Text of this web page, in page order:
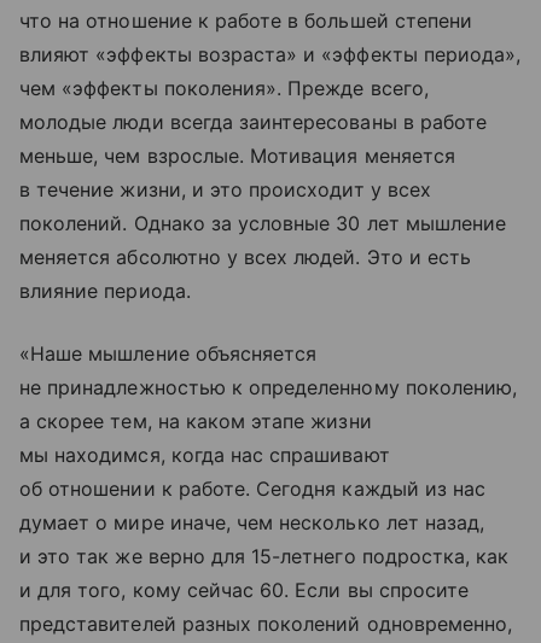
что на отношение к работе в большей степени
влияют «эффекты возраста» и «эффекты периода»,
чем «эффекты поколения». Прежде всего,
молодые люди всегда заинтересованы в работе
меньше, чем взрослые. Мотивация меняется
в течение жизни, и это происходит у всех
поколений. Однако за условные 30 лет мышление
меняется абсолютно у всех людей. Это и есть
влияние периода.
«Наше мышление объясняется
не принадлежностью к определенному поколению,
а скорее тем, на каком этапе жизни
мы находимся, когда нас спрашивают
об отношении к работе. Сегодня каждый из нас
думает о мире иначе, чем несколько лет назад,
и это так же верно для 15-летнего подростка, как
и для того, кому сейчас 60. Если вы спросите
представителей разных поколений одновременно,